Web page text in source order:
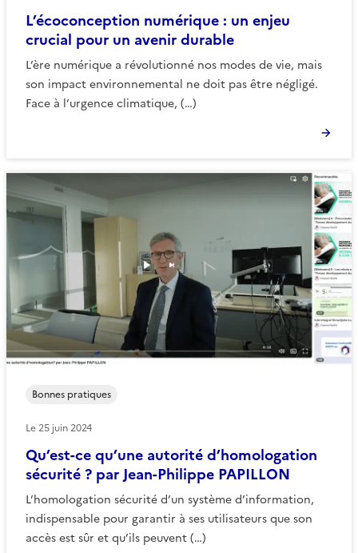
L’écoconception numérique : un enjeu
crucial pour un avenir durable
L’ère numérique a révolutionné nos modes de vie, mais
son impact environnemental ne doit pas être négligé.
Face à l’urgence climatique, (…)
Qu’est-ce qu’une autorité d’homologation
sécurité ? par Jean-Philippe PAPILLON
L’homologation sécurité d’un système d’information,
indispensable pour garantir à ses utilisateurs que son
accès est sûr et qu’ils peuvent (…)
Bonnes pratiques
Le25 juin 2024